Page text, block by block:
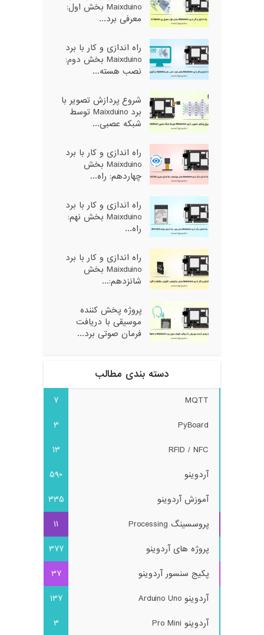
Maixduino بخش اول:
معرفی برد...
راه اندازی و کار با برد
Maixduino بخش دوم:
نصب هسته...
شروع پردازش تصویر با
برد Maixduino توسط
شبکه عصبی...
راه اندازی و کار با برد
Maixduino بخش
چهاردهم: راه...
راه اندازی و کار با برد
Maixduino بخش نهم:
راه...
راه اندازی و کار با برد
Maixduino بخش
شانزدهم:...
پروژه پخش کننده
موسیقی با دریافت
فرمان صوتی برد...
دسته بندی مطالب
MQTT
7
PyBoard
3
RFID / NFC
13
آردوینو
590
آموزش آردوینو
335
پروسسینگ Processing
11
پروژه های آردوینو
377
پکیج سنسور آردوینو
37
آردوینو Arduino Uno
137
آردوینو Pro Mini
3